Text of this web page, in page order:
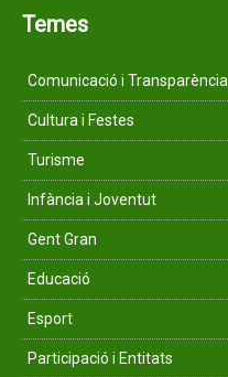
Temes
Comunicació i Transparència
Cultura i Festes
Turisme
Infància i Joventut
Gent Gran
Educació
Esport
Participació i Entitats